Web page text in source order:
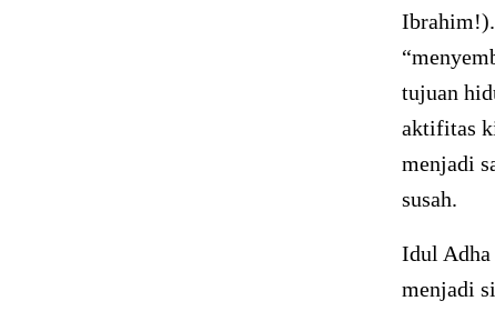
Ibrahim!).
tujuan
aktifitas
menjadi
susah.
Idul Adha
menjadi